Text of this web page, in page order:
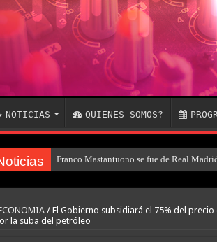
NOTICIAS QUIENES SOMOS?
Franco Mastantuono se fue de Real
/ El Gobierno subsidiará el 75% del
la suba del petróleo